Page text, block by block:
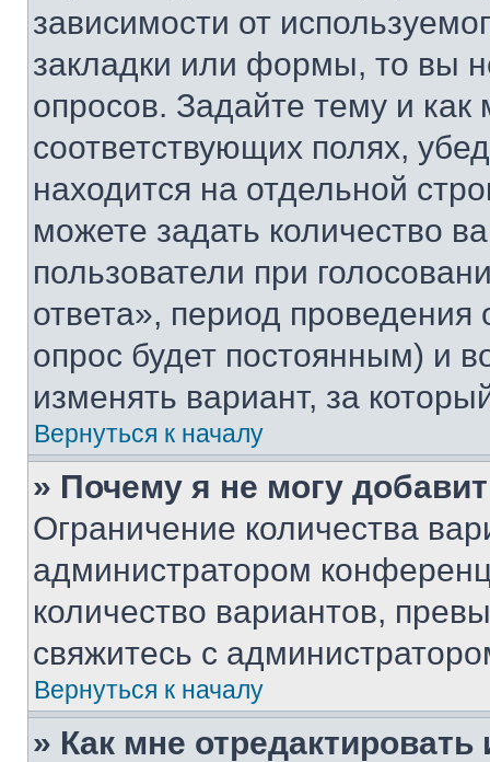
зависимости от
закладки или формы, то вы
опросов. Задайте тему и
соответствующих полях,
находится на отдельной
можете задать количество
пользователи при
ответа», период проведения
опрос будет постоянным) и
изменять вариант, за
Вернуться к началу
» Почему я не могу
Ограничение количества
администратором
количество вариантов,
свяжитесь с
Вернуться к началу
» Как мне